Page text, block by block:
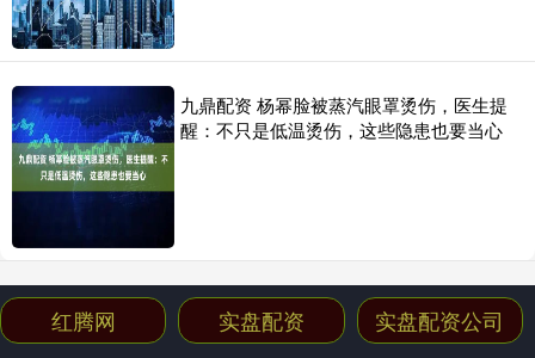
九鼎配资 杨幂脸被蒸汽眼罩烫伤，医生提
醒：不只是低温烫伤，这些隐患也要当心
红腾网 实盘配资 实盘配资公司